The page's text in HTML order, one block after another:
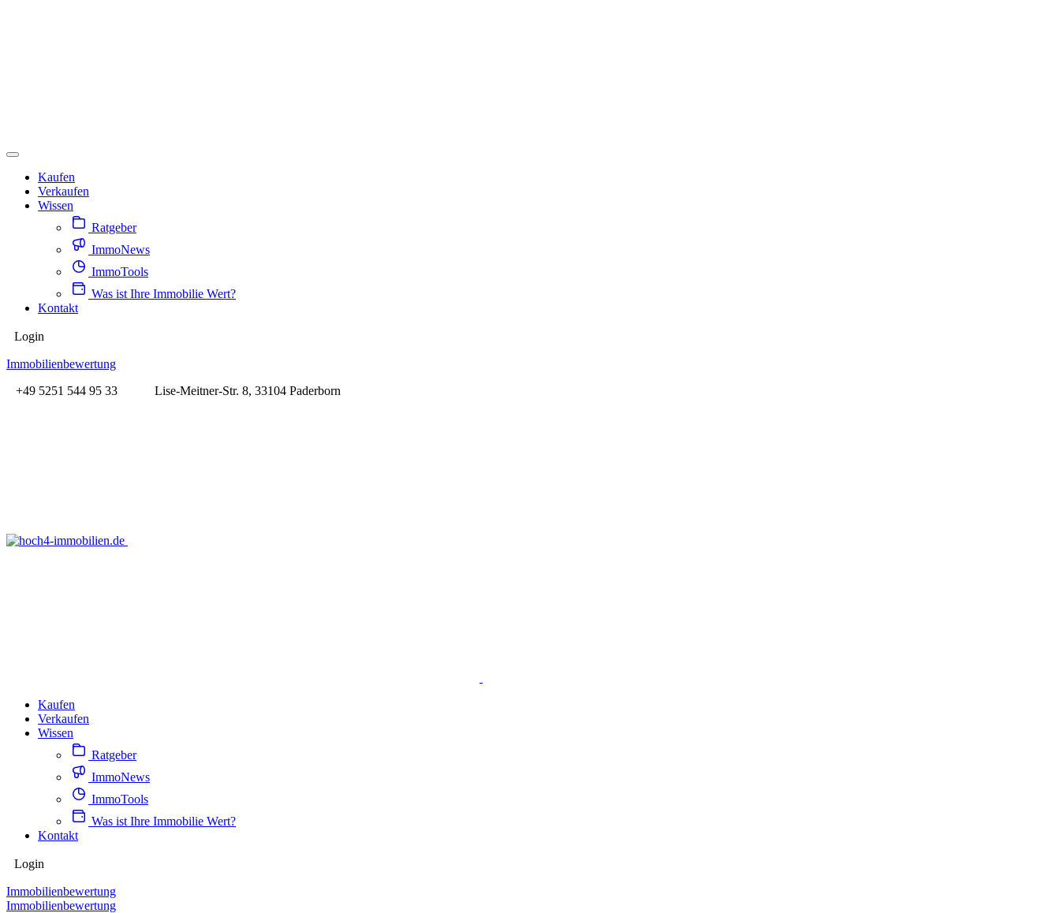
Kaufen
Verkaufen
Wissen
Ratgeber
ImmoNews
ImmoTools
Was ist Ihre Immobilie Wert?
Kontakt
Login
Immobilienbewertung
+49 5251 544 95 33
Lise-Meitner-Str. 8, 33104 Paderborn
Kaufen
Verkaufen
Wissen
Ratgeber
ImmoNews
ImmoTools
Was ist Ihre Immobilie Wert?
Kontakt
Login
Immobilienbewertung
Immobilienbewertung